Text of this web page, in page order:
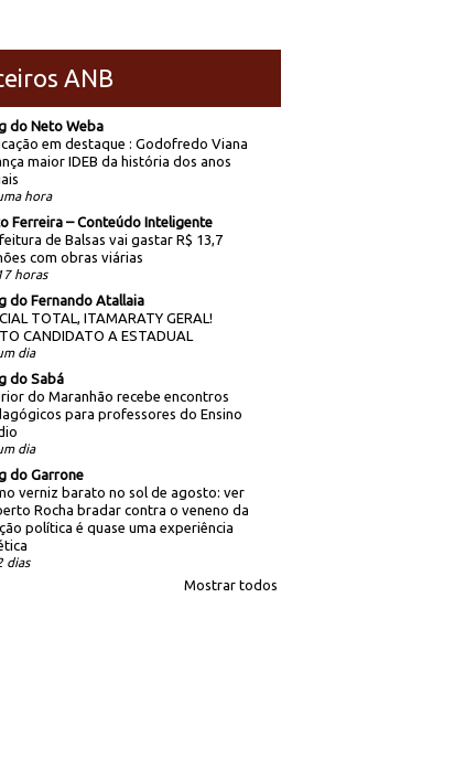
ANB
do Neto Weba
em destaque : Godofredo Viana
maior IDEB da história dos anos
hora
Ferreira – Conteúdo Inteligente
de Balsas vai gastar R$ 13,7
com obras viárias
horas
do Fernando Atallaia
TOTAL, ITAMARATY GERAL!
CANDIDATO A ESTADUAL
dia
do Sabá
do Maranhão recebe encontros
para professores do Ensino
dia
do Garrone
verniz barato no sol de agosto: ver
Rocha bradar contra o veneno da
política é quase uma experiência
dias
Mostrar todos